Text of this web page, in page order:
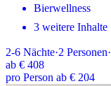
Bierwellness
3 weitere Inhalte
2-6 Nächte·2 Personen·
ab € 408
pro Person ab € 204